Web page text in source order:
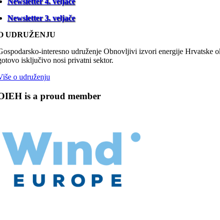
Newsletter 3. veljače
UDRUŽENJU
interesno udruženje Obnovljivi izvori energije
isključivo nosi privatni sektor.
o udruženju
is a proud member